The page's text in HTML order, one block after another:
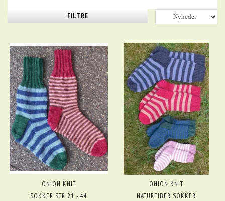
FILTRE
ONION KNIT
SOKKER STR 21 - 44
ONION KNIT
NATURFIBER SOKKER